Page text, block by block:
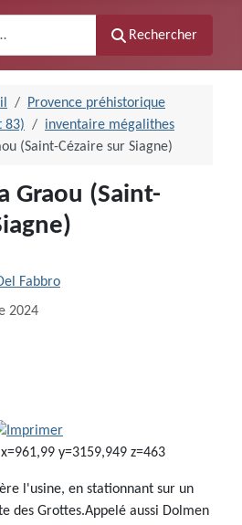
Rechercher
Provence préhistorique
83)
inventaire mégalithes
(Saint-Cézaire sur Siagne)
Graou (Saint-
Fabbro
2024
y=3159,949 z=463
l'usine, en stationnant sur un
des Grottes.Appelé aussi Dolmen